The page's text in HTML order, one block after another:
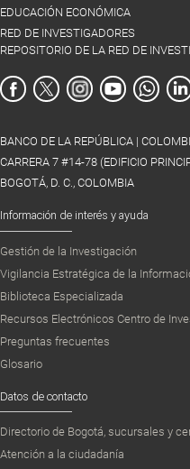
EDUCACIÓN ECONÓMICA
RED DE INVESTIGADORES
REPOSITORIO DE LA RED DE
BANCO DE LA REPÚBLICA |
CARRERA 7 #14-78 (EDIFICIO
BOGOTÁ, D. C., COLOMBIA
Información de interés y ayuda
Gestión de la Investigación
Vigilancia Estratégica de la
Biblioteca Especializada
Recursos Electrónicos Centro de
Preguntas frecuentes
Glosario
Datos de contacto
Directorio de Bogotá, sucursales y
Atención a la ciudadanía